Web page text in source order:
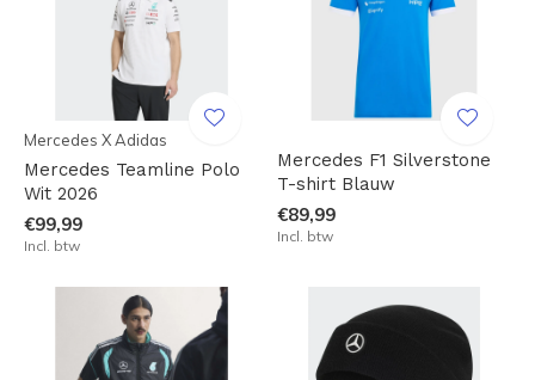
Mercedes X Adidas
Mercedes Teamline Polo
Wit 2026
€99,99
Incl. btw
Mercedes F1 Silverstone
T-shirt Blauw
€89,99
Incl. btw